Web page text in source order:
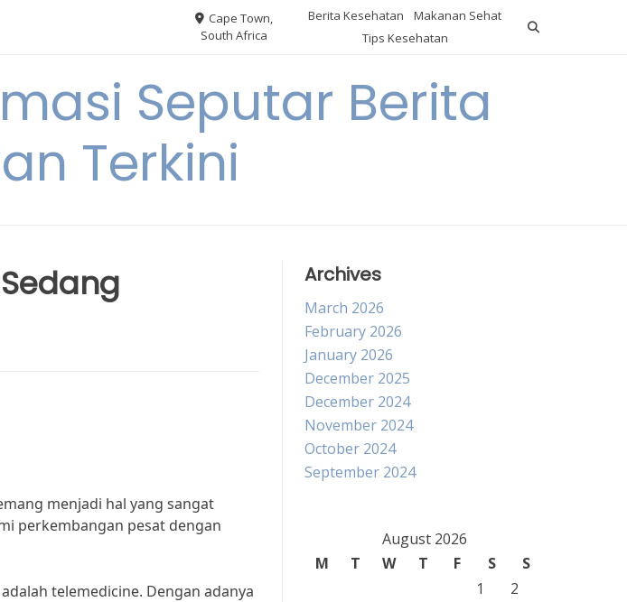
Cape Town,
South Africa
Berita Kesehatan
Makanan Sehat
Tips Kesehatan
Seputar Berita
Terkini
menjadi hal yang sangat
perkembangan pesat dengan
telemedicine. Dengan adanya
Archives
March 2026
February 2026
January 2026
December 2025
December 2024
November 2024
October 2024
September 2024
August 2026
M
T W T F S
S
1
2